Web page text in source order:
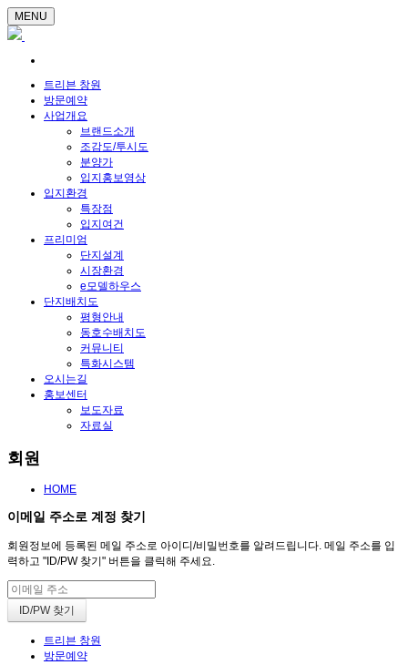
MENU
트리븐 창원
방문예약
사업개요
브랜드소개
조감도/투시도
분양가
입지홍보영상
입지환경
특장점
입지여건
프리미엄
단지설계
시장환경
e모델하우스
단지배치도
평형안내
동호수배치도
커뮤니티
특화시스템
오시는길
홍보센터
보도자료
자료실
회원
HOME
이메일 주소로 계정 찾기
회원정보에 등록된 메일 주소로 아이디/비밀번호를 알려드립니다. 메일 주소를 입
력하고 "ID/PW 찾기" 버튼을 클릭해 주세요.
트리븐 창원
방문예약